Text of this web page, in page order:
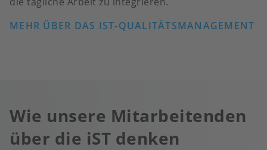
MEHR ÜBER DAS IST-QUALITÄTSMANAGEMENT
Wie unsere Mitarbeitenden
über die iST denken